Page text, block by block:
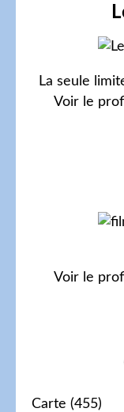
Carte (455)
La seule
Voir le
Voir le